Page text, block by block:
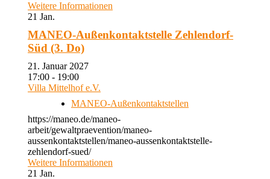
Weitere Informationen
21 Jan.
MANEO-Außenkontaktstelle Zehlendorf-
Süd (3. Do)
21. Januar 2027
17:00 - 19:00
Villa Mittelhof e.V.
MANEO-Außenkontaktstellen
https://maneo.de/maneo-
arbeit/gewaltpraevention/maneo-
aussenkontaktstellen/maneo-aussenkontaktstelle-
zehlendorf-sued/
Weitere Informationen
21 Jan.